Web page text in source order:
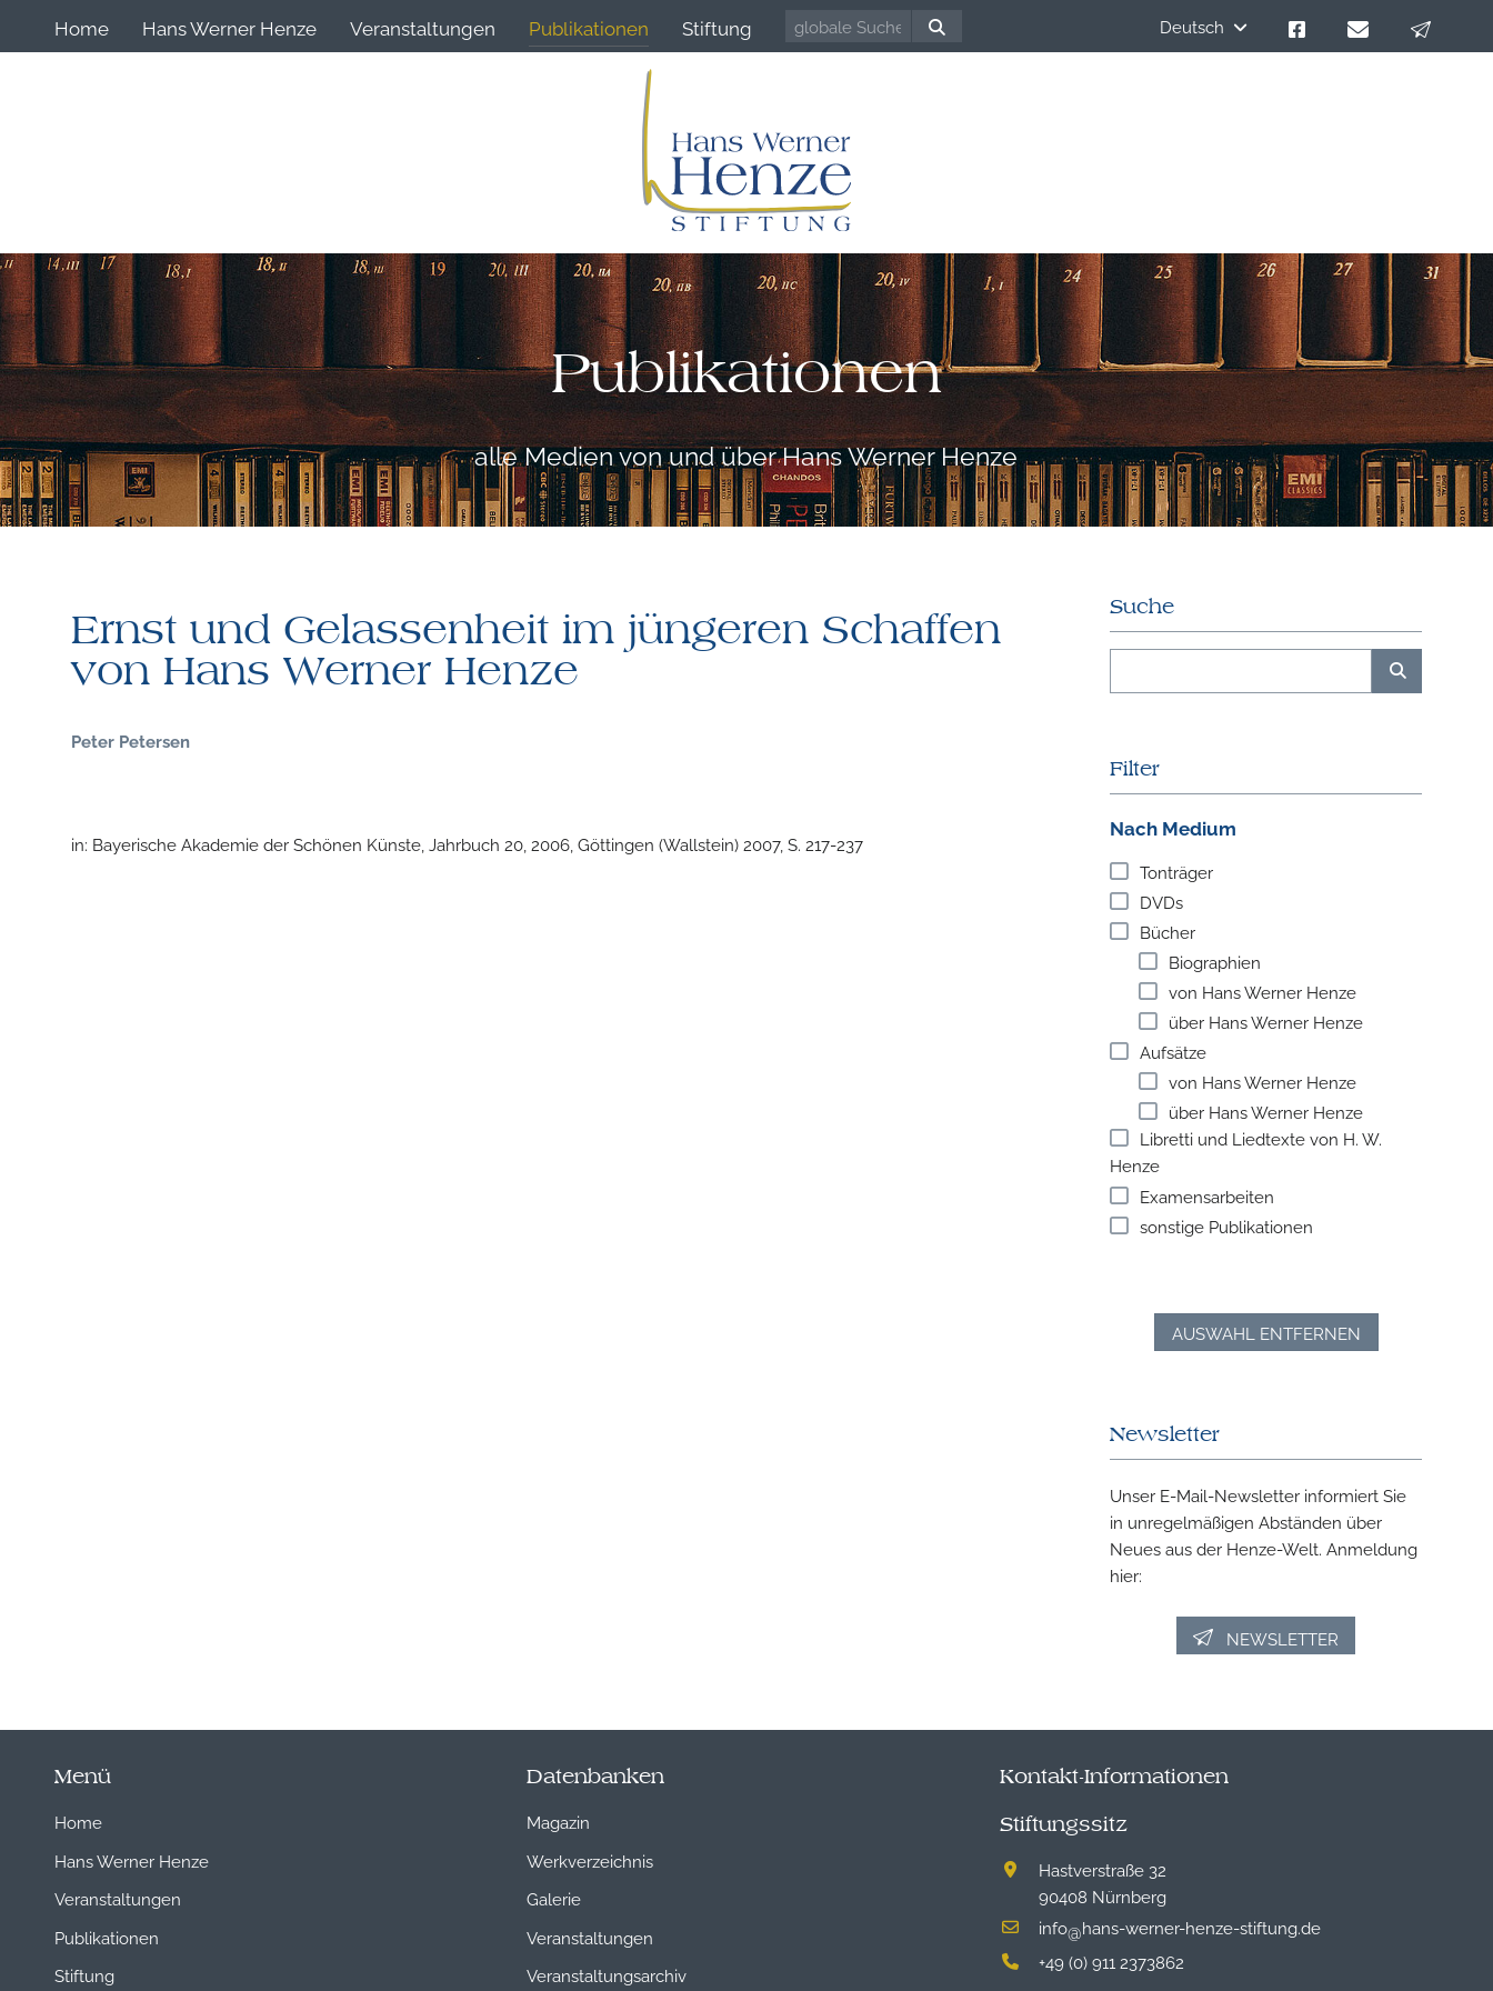
Home Hans Werner Henze Veranstaltungen Publikationen Stiftung Deutsch
Publikationen
alle Medien von und über Hans Werner Henze
Ernst und Gelassenheit im jüngeren Schaffen
von Hans Werner Henze
Peter Petersen
in: Bayerische Akademie der Schönen Künste, Jahrbuch 20, 2006, Göttingen (Wallstein) 2007, S. 217-237
Suche
Filter
Nach Medium
Tonträger
DVDs
Bücher
Biographien
von Hans Werner Henze
über Hans Werner Henze
Aufsätze
von Hans Werner Henze
über Hans Werner Henze
Libretti und Liedtexte von H. W.
Henze
Examensarbeiten
sonstige Publikationen
AUSWAHL ENTFERNEN
Newsletter
Unser E-Mail-Newsletter informiert Sie
in unregelmäßigen Abständen über
Neues aus der Henze-Welt. Anmeldung
hier:
NEWSLETTER
Menü
Home
Hans Werner Henze
Veranstaltungen
Publikationen
Stiftung
Datenbanken
Magazin
Werkverzeichnis
Galerie
Veranstaltungen
Veranstaltungsarchiv
Kontakt-Informationen
Stiftungssitz
Hastverstraße 32
90408 Nürnberg
info@hans-werner-henze-stiftung.de
+49 (0) 911 2373862